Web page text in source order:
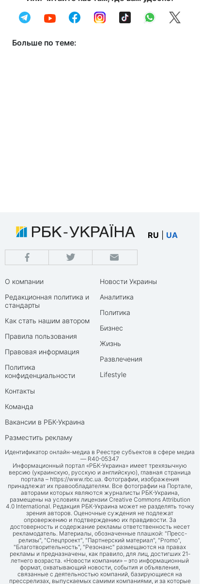
Больше по теме:
RU UA
О компании
Редакционная политика и
стандарты
Как стать нашим автором
Правила пользования
Правовая информация
Политика
конфиденциальности
Контакты
Команда
Вакансии в РБК-Украина
Разместить рекламу
Новости Украины
Аналитика
Политика
Бизнес
Жизнь
Развлечения
Lifestyle
Идентификатор онлайн-медиа в Реестре субъектов в сфере медиа
— R40-05347
Информационный портал «РБК-Украина» имеет трехязычную
версию (украинскую, русскую и английскую), главная страница
портала – https://www.rbc.ua. Фотографии, изображения
принадлежат их правообладателям. Все фотографии на Портале,
авторами которых являются журналисты РБК-Украина,
размещены на условиях лицензии Creative Commons Attribution
4.0 International. Редакция РБК-Украина может не разделять точку
зрения авторов. Оценочные суждения не подлежат
опровержению и подтверждению их правдивости. За
достоверность и содержание рекламы ответственность несет
рекламодатель. Материалы, обозначенные плашкой: "Пресс-
релизы", "Спецпроект", "Партнерский материал", "Promo",
"Благотворительность", "Резонанс" размещаются на правах
рекламы и предназначены, как правило, для лиц, достигших 21-
летнего возраста. «Новости компании» – это информационный
формат, охватывающий новости, события и объявления,
связанные с деятельностью компаний, базирующиеся на
прессрелизах, выпускаемых самими компаниями, и за которые